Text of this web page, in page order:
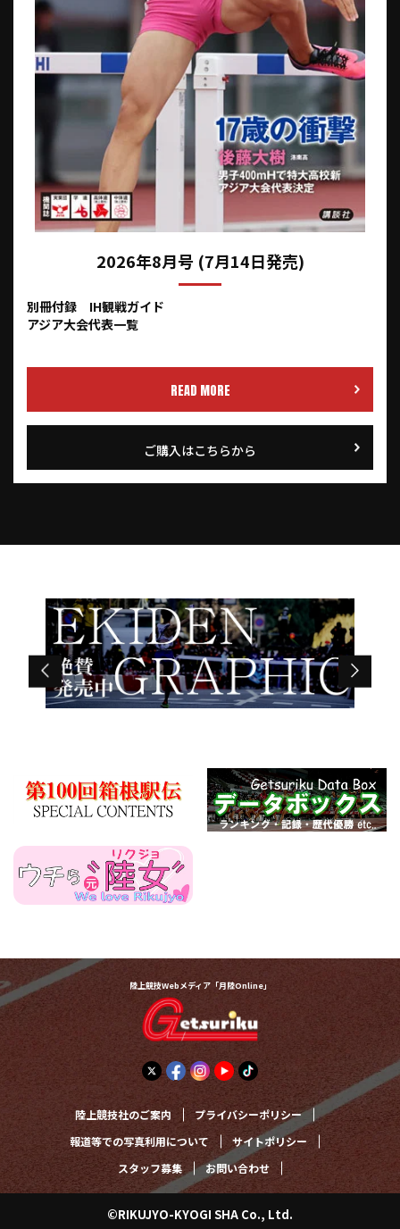
2026年8月号 (7月14日発売)
別冊付録 IH観戦ガイド
アジア大会代表一覧
READ MORE
ご購入はこちらから
陸上競技Webメディア「月陸Online」
陸上競技社のご案内 プライバシーポリシー
報道等での写真利用について サイトポリシー
スタッフ募集 お問い合わせ
©RIKUJYO-KYOGI SHA Co., Ltd.